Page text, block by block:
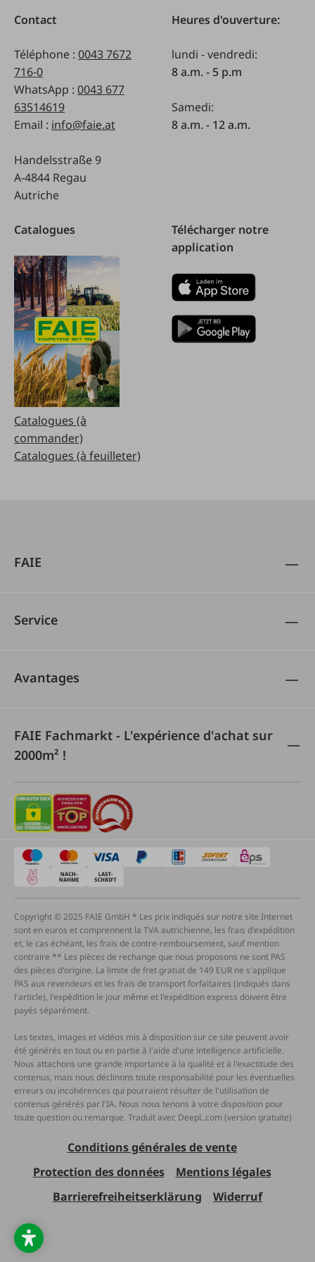
Contact
Téléphone : 0043 7672
716-0
WhatsApp : 0043 677
63514619
Email : info@faie.at
Handelsstraße 9
A-4844 Regau
Autriche
Heures d'ouverture:
lundi - vendredi:
8 a.m. - 5 p.m
Samedi:
8 a.m. - 12 a.m.
Catalogues
Catalogues (à
commander)
Catalogues (à feuilleter)
Télécharger notre
application
FAIE
Service
Avantages
FAIE Fachmarkt - L'expérience d'achat sur
2000m² !
Copyright © 2025 FAIE GmbH * Les prix indiqués sur notre site Internet
sont en euros et comprennent la TVA autrichienne, les frais d'expédition
et, le cas échéant, les frais de contre-remboursement, sauf mention
contraire ** Les pièces de rechange que nous proposons ne sont PAS
des pièces d'origine. La limite de fret gratuit de 149 EUR ne s'applique
PAS aux revendeurs et les frais de transport forfaitaires (indiqués dans
l'article), l'expédition le jour même et l'expédition express doivent être
payés séparément.
Les textes, images et vidéos mis à disposition sur ce site peuvent avoir
été générés en tout ou en partie à l'aide d'une intelligence artificielle.
Nous attachons une grande importance à la qualité et à l'exactitude des
contenus, mais nous déclinons toute responsabilité pour les éventuelles
erreurs ou incohérences qui pourraient résulter de l'utilisation de
contenus générés par l'IA. Nous nous tenons à votre disposition pour
toute question ou remarque. Traduit avec DeepL.com (version gratuite)
Conditions générales de vente
Protection des données
Mentions légales
Barrierefreiheitserklärung
Widerruf